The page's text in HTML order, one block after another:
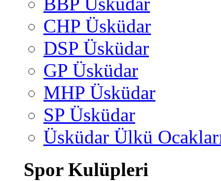
CHP Üsküdar
DSP Üsküdar
GP Üsküdar
MHP Üsküdar
SP Üsküdar
Üsküdar Ülkü
Spor Kulüpleri